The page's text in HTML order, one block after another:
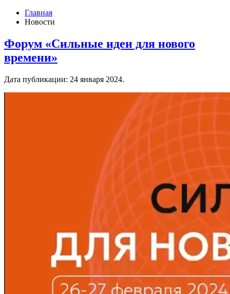
Главная
Новости
Форум «Сильные идеи для нового
времени»
Дата публикации: 24 января 2024.